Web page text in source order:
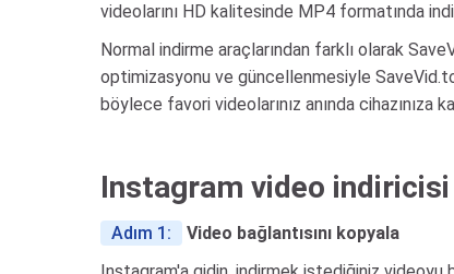
videolarını HD kalitesinde MP4 formatında
Normal indirme araçlarından farklı olarak
optimizasyonu ve güncellenmesiyle
böylece favori videolarınız anında cihazınıza
Instagram video indiricisi
Adım 1:
Video bağlantısını kopyala